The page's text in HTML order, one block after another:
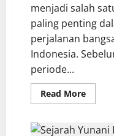
menjadi salah
paling penting
perjalanan
Indonesia.
periode...
Read MoreRead
more